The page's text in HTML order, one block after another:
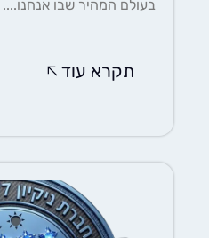
בעולם המהיר שבו אנחנו....
תקרא עוד